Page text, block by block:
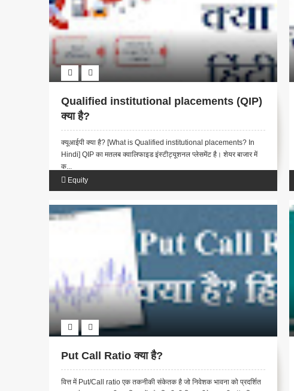
Qualified institutional placements (QIP)
क्या है?
क्यूआईपी क्या है? [What is Qualified institutional placements? In
Hindi] QIP का मतलब क्वालिफाइड इंस्टीट्यूशनल प्लेसमेंट है। शेयर बाजार में
क...
Equity
Put Call Ratio क्या है?
वित्त में Put/Call ratio एक तकनीकी संकेतक है जो निवेशक भावना को प्रदर्शित